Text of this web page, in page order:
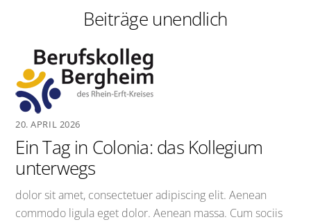
Beiträge unendlich
20. APRIL 2026
Ein Tag in Colonia: das Kollegium
unterwegs
dolor sit amet, consectetuer adipiscing elit. Aenean
commodo ligula eget dolor. Aenean massa. Cum sociis